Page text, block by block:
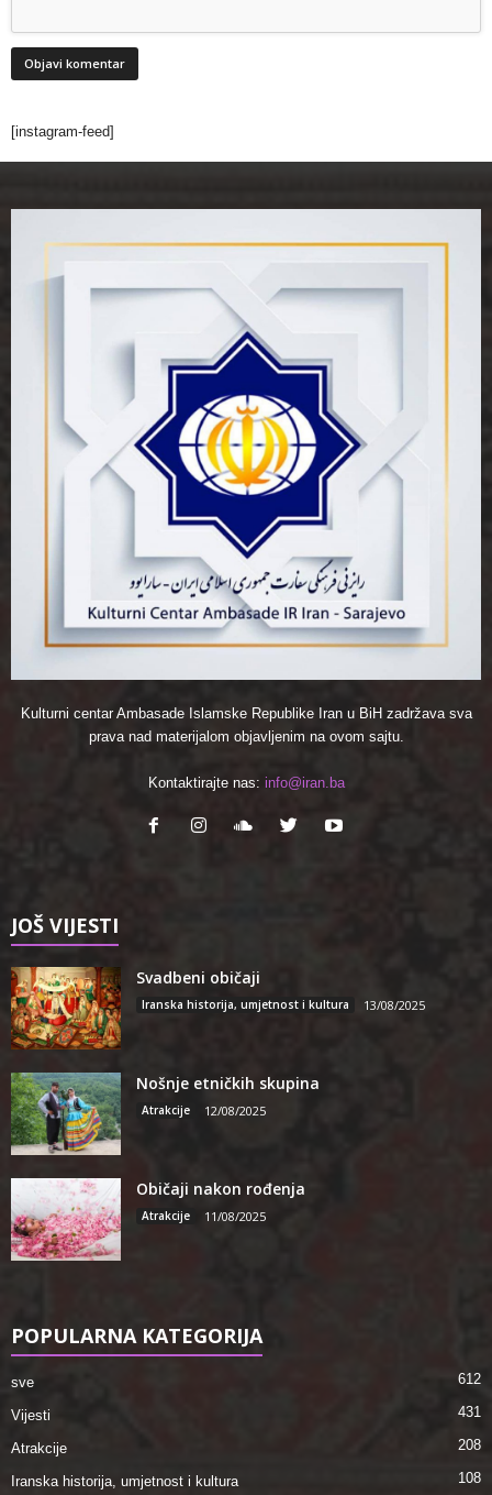
[instagram-feed]
Kulturni centar Ambasade Islamske Republike Iran u BiH zadržava sva
prava nad materijalom objavljenim na ovom sajtu.
Kontaktirajte nas: info@iran.ba
JOŠ VIJESTI
Svadbeni običaji
Iranska historija, umjetnost i kultura 13/08/2025
Nošnje etničkih skupina
Atrakcije 12/08/2025
Običaji nakon rođenja
Atrakcije 11/08/2025
POPULARNA KATEGORIJA
sve 612
Vijesti 431
Atrakcije 208
Iranska historija, umjetnost i kultura 108